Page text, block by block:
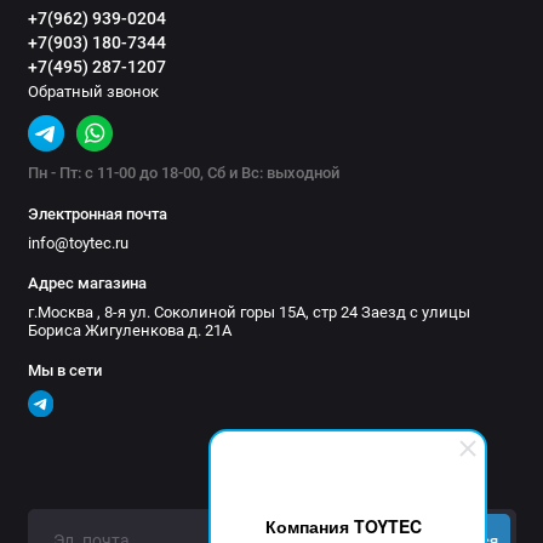
Компания TOYTEC
Вес брутто, кг: 27
Габариты упаковки см, ДхШхВ: 263х23х18
Кассетные электрические маркизы РИФ
+7(962) 939-0204
+7(903) 180-7344
+7(495) 287-1207
Обратный звонок
Пн - Пт: с 11-00 до 18-00, Сб и Вс: выходной
Электронная почта
info@toytec.ru
Адрес магазина
г.Москва , 8-я ул. Соколиной горы 15А, стр 24 Заезд с улицы
Бориса Жигуленкова д. 21А
Мы в сети